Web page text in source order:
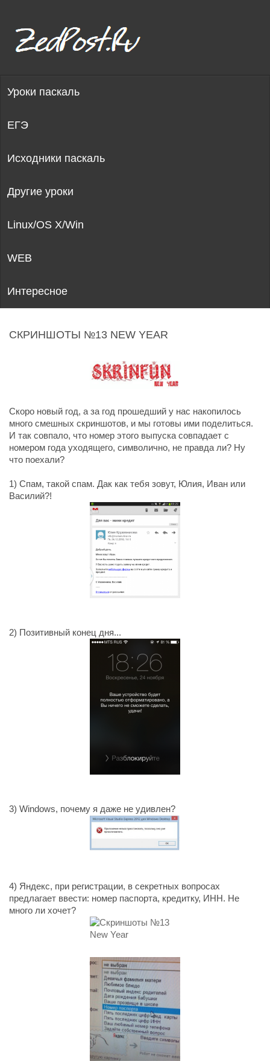
Уроки паскаль
ЕГЭ
Исходники паскаль
Другие уроки
Linux/OS X/Win
WEB
Интересное
СКРИНШОТЫ №13 NEW YEAR
Скоро новый год, а за год прошедший у нас накопилось
много смешных скриншотов, и мы готовы ими поделиться.
И так совпало, что номер этого выпуска совпадает с
номером года уходящего, символично, не правда ли? Ну
что поехали?
1) Спам, такой спам. Дак как тебя зовут, Юлия, Иван или
Василий?!
2) Позитивный конец дня...
3) Windows, почему я даже не удивлен?
4) Яндекс, при регистрации, в секретных вопросах
предлагает ввести: номер паспорта, кредитку, ИНН. Не
много ли хочет?